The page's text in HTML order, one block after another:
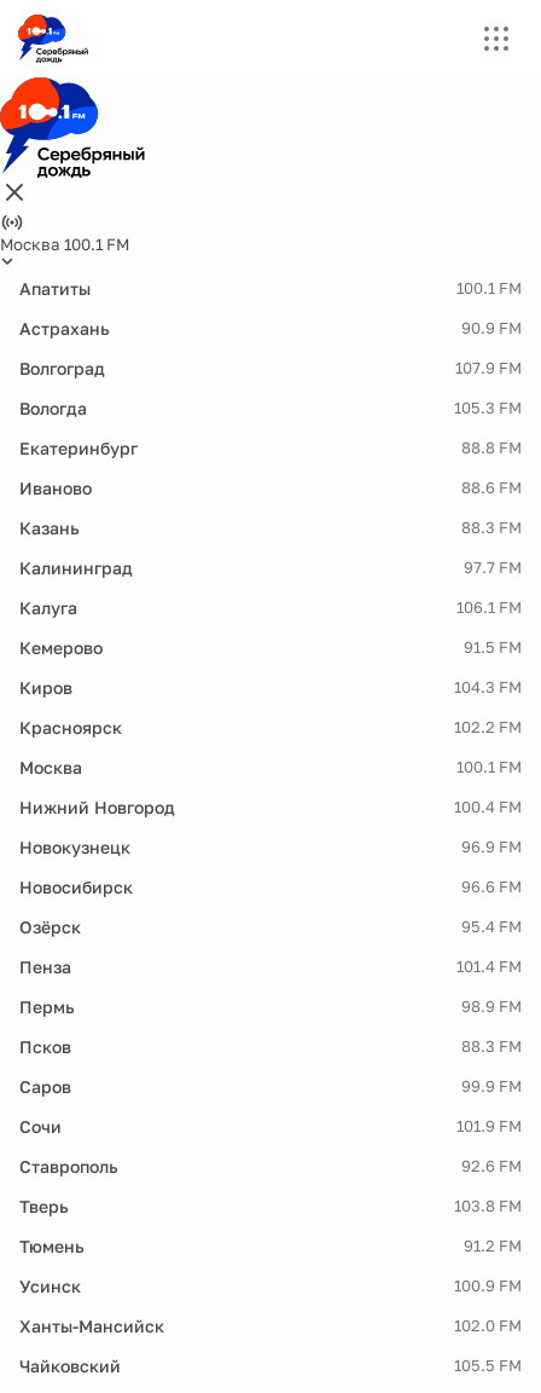
Москва 100.1 FM
Апатиты 100.1 FM
Астрахань 90.9 FM
Волгоград 107.9 FM
Вологда 105.3 FM
Екатеринбург 88.8 FM
Иваново 88.6 FM
Казань 88.3 FM
Калининград 97.7 FM
Калуга 106.1 FM
Кемерово 91.5 FM
Киров 104.3 FM
Красноярск 102.2 FM
Москва 100.1 FM
Нижний Новгород 100.4 FM
Новокузнецк 96.9 FM
Новосибирск 96.6 FM
Озёрск 95.4 FM
Пенза 101.4 FM
Пермь 98.9 FM
Псков 88.3 FM
Саров 99.9 FM
Сочи 101.9 FM
Ставрополь 92.6 FM
Тверь 103.8 FM
Тюмень 91.2 FM
Усинск 100.9 FM
Ханты-Мансийск 102.0 FM
Чайковский 105.5 FM